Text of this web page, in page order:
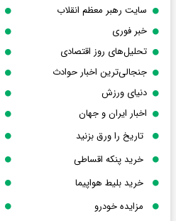
سایت رهبر معظم انقلاب
خبر فوری
تحلیل‌های روز اقتصادی
جنجالی‌ترین اخبار حوادث
دنیای ورزش
اخبار ایران و جهان
تاریخ را ورق بزنید
خرید پنکه اقساطی
خرید بلیط هواپیما
مزایده خودرو